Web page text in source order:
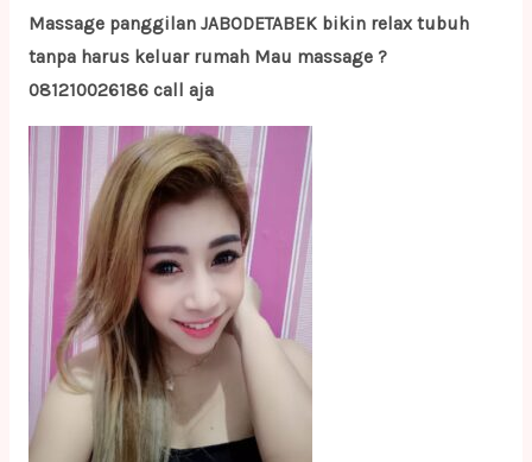
Massage panggilan JABODETABEK bikin relax tubuh
tanpa harus keluar rumah Mau massage ?
081210026186 call aja